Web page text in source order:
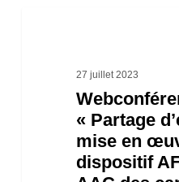
d’expérience27 juillet 2023
« Partage
mise en
dispositif